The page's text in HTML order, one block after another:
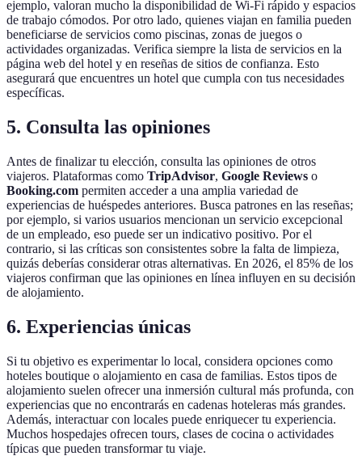
ejemplo, valoran mucho la disponibilidad de Wi-Fi rápido y espacios
de trabajo cómodos. Por otro lado, quienes viajan en familia pueden
beneficiarse de servicios como piscinas, zonas de juegos o
actividades organizadas. Verifica siempre la lista de servicios en la
página web del hotel y en reseñas de sitios de confianza. Esto
asegurará que encuentres un hotel que cumpla con tus necesidades
específicas.
5. Consulta las opiniones
Antes de finalizar tu elección, consulta las opiniones de otros
viajeros. Plataformas como TripAdvisor, Google Reviews o
Booking.com permiten acceder a una amplia variedad de
experiencias de huéspedes anteriores. Busca patrones en las reseñas;
por ejemplo, si varios usuarios mencionan un servicio excepcional
de un empleado, eso puede ser un indicativo positivo. Por el
contrario, si las críticas son consistentes sobre la falta de limpieza,
quizás deberías considerar otras alternativas. En 2026, el 85% de los
viajeros confirman que las opiniones en línea influyen en su decisión
de alojamiento.
6. Experiencias únicas
Si tu objetivo es experimentar lo local, considera opciones como
hoteles boutique o alojamiento en casa de familias. Estos tipos de
alojamiento suelen ofrecer una inmersión cultural más profunda, con
experiencias que no encontrarás en cadenas hoteleras más grandes.
Además, interactuar con locales puede enriquecer tu experiencia.
Muchos hospedajes ofrecen tours, clases de cocina o actividades
típicas que pueden transformar tu viaje.